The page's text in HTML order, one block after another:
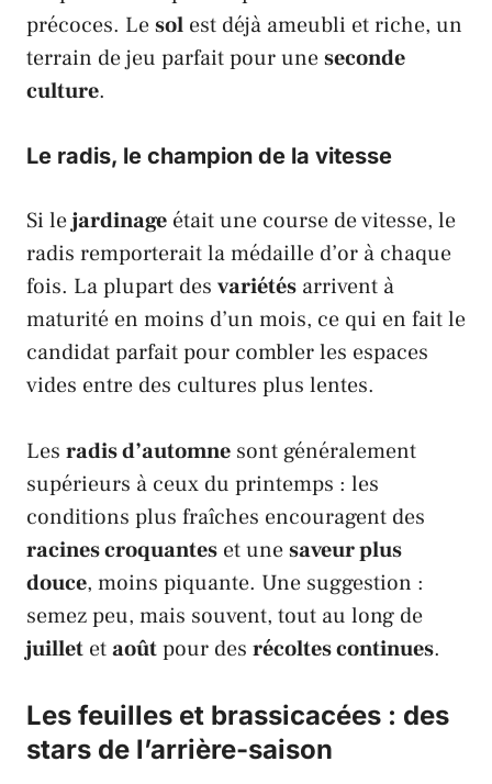
précoces. Lesol est déjà ameubli et riche, un
terrain de jeu parfait pour uneseconde
culture.
Le radis, le champion de la vitesse
Si lejardinage était une course de vitesse, le
radis remporterait la médaille d’or à chaque
fois. La plupart des variétés arrivent à
maturité en moins d’un mois, ce qui en fait le
candidat parfait pour combler les espaces
vides entre des cultures plus lentes.
Les radis d’automne sont généralement
supérieurs à ceux du printemps : les
conditions plus fraîches encouragent des
racines croquantes et unesaveur plus
douce, moins piquante. Une suggestion :
semez peu, mais souvent, tout au long de
juillet etaoûtpour des récoltes continues.
Les feuilles et brassicacées : des
stars de l’arrière-saison